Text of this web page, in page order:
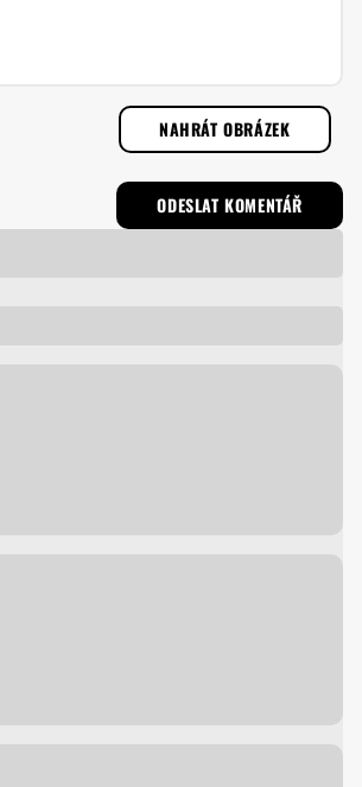
NAHRÁT OBRÁZEK